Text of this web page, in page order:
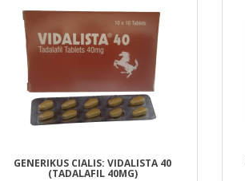
GENERIKUS CIALIS: VIDALISTA 40
(TADALAFIL 40MG)